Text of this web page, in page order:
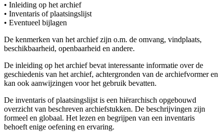
• Inleiding op het archief
• Inventaris of plaatsingslijst
• Eventueel bijlagen
De kenmerken van het archief zijn o.m. de omvang, vindplaats,
beschikbaarheid, openbaarheid en andere.
De inleiding op het archief bevat interessante informatie over de
geschiedenis van het archief, achtergronden van de archiefvormer en
kan ook aanwijzingen voor het gebruik bevatten.
De inventaris of plaatsingslijst is een hiërarchisch opgebouwd
overzicht van beschreven archiefstukken. De beschrijvingen zijn
formeel en globaal. Het lezen en begrijpen van een inventaris
behoeft enige oefening en ervaring.